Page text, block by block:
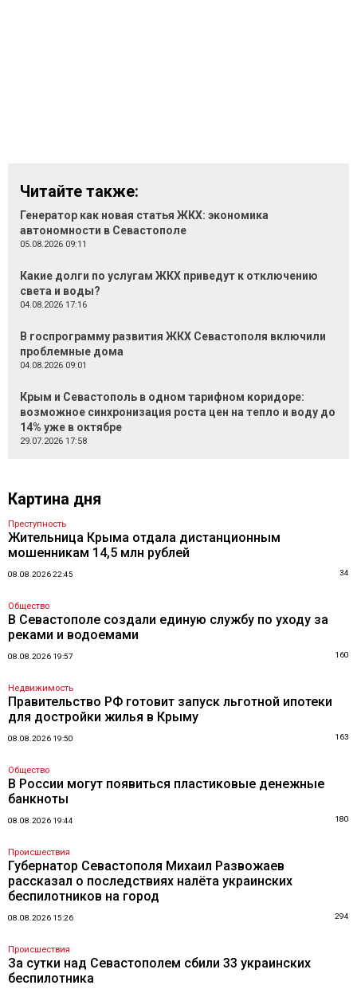
Читайте также:
Генератор как новая статья ЖКХ: экономика
автономности в Севастополе
05.08.2026 09:11
Какие долги по услугам ЖКХ приведут к отключению
света и воды?
04.08.2026 17:16
В госпрограмму развития ЖКХ Севастополя включили
проблемные дома
04.08.2026 09:01
Крым и Севастополь в одном тарифном коридоре:
возможное синхронизация роста цен на тепло и воду до
14% уже в октябре
29.07.2026 17:58
Картина дня
Преступность
Жительница Крыма отдала дистанционным
мошенникам 14,5 млн рублей
08.08.2026 22:45 34
Общество
В Севастополе создали единую службу по уходу за
реками и водоемами
08.08.2026 19:57 160
Недвижимость
Правительство РФ готовит запуск льготной ипотеки
для достройки жилья в Крыму
08.08.2026 19:50 163
Общество
В России могут появиться пластиковые денежные
банкноты
08.08.2026 19:44 180
Происшествия
Губернатор Севастополя Михаил Развожаев
рассказал о последствиях налёта украинских
беспилотников на город
08.08.2026 15:26 294
Происшествия
За сутки над Севастополем сбили 33 украинских
беспилотника